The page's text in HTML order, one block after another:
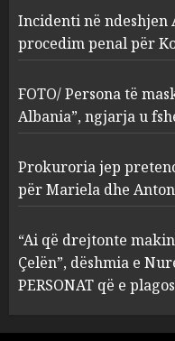
4
5
Incidenti në ndeshjen
procedim penal për
FOTO/ Persona të
Albania”, ngjarja u
Prokuroria jep
për Mariela dhe
“Ai që drejtonte
Çelën”, dëshmia e
PERSONAT që e